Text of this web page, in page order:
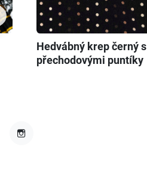
Hedvábný krep černý s
přechodovými puntíky